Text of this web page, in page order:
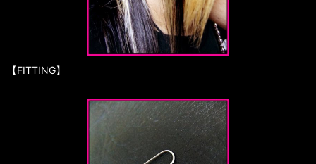
【FITTING】